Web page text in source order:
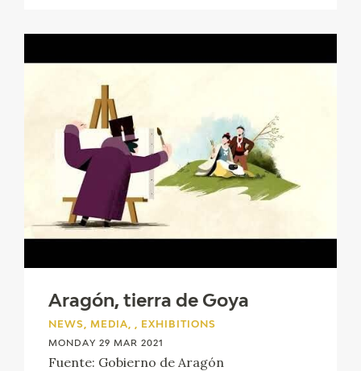
Aragón, tierra de Goya
NEWS, MEDIA, , EXHIBITIONS
MONDAY 29 MAR 2021
Fuente: Gobierno de Aragón